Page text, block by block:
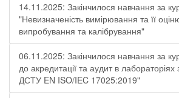
14.11.2025: Закінчилося навчання за
"Невизначеність вимірювання та її
випробування та калібрування"
06.11.2025: Закінчилося навчання за
до акредитації та аудит в лабораторіях
ДСТУ EN ISO/IEC 17025:2019"